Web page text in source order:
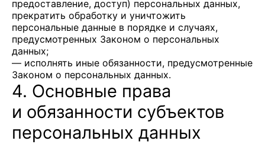
предоставление, доступ) персональных данных,
прекратить обработку и уничтожить
персональные данные в порядке и случаях,
предусмотренных Законом о персональных
данных;
— исполнять иные обязанности, предусмотренные
Законом о персональных данных.
4. Основные права
и обязанности субъектов
персональных данных